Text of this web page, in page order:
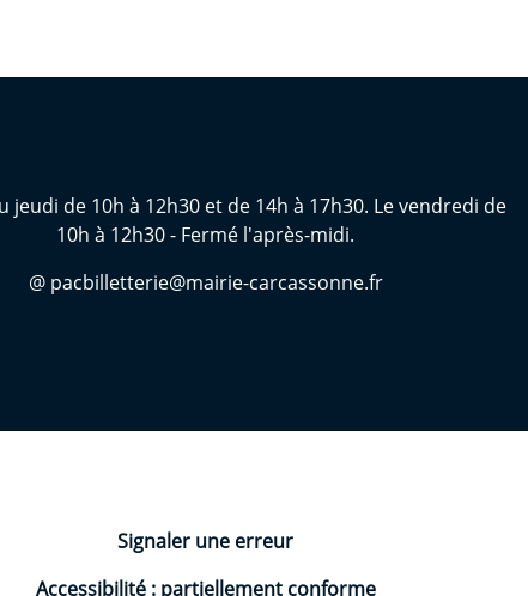
jeudi de 10h à 12h30 et de 14h à 17h30. Le vendredi de
10h à 12h30 - Fermé l'après-midi.
@ pacbilletterie@mairie-carcassonne.fr
Signaler une erreur
Accessibilité : partiellement conforme